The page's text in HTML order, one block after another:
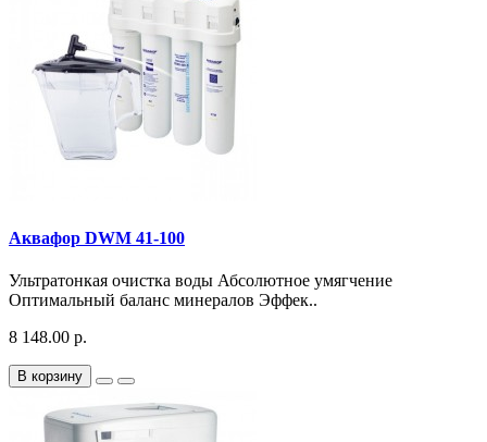
Аквафор DWM 41-100
Ультратонкая очистка воды Абсолютное умягчение
Оптимальный баланс минералов Эффек..
8 148.00 р.
В корзину